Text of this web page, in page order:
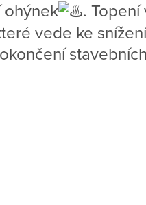
ohýnek
.
vede ke